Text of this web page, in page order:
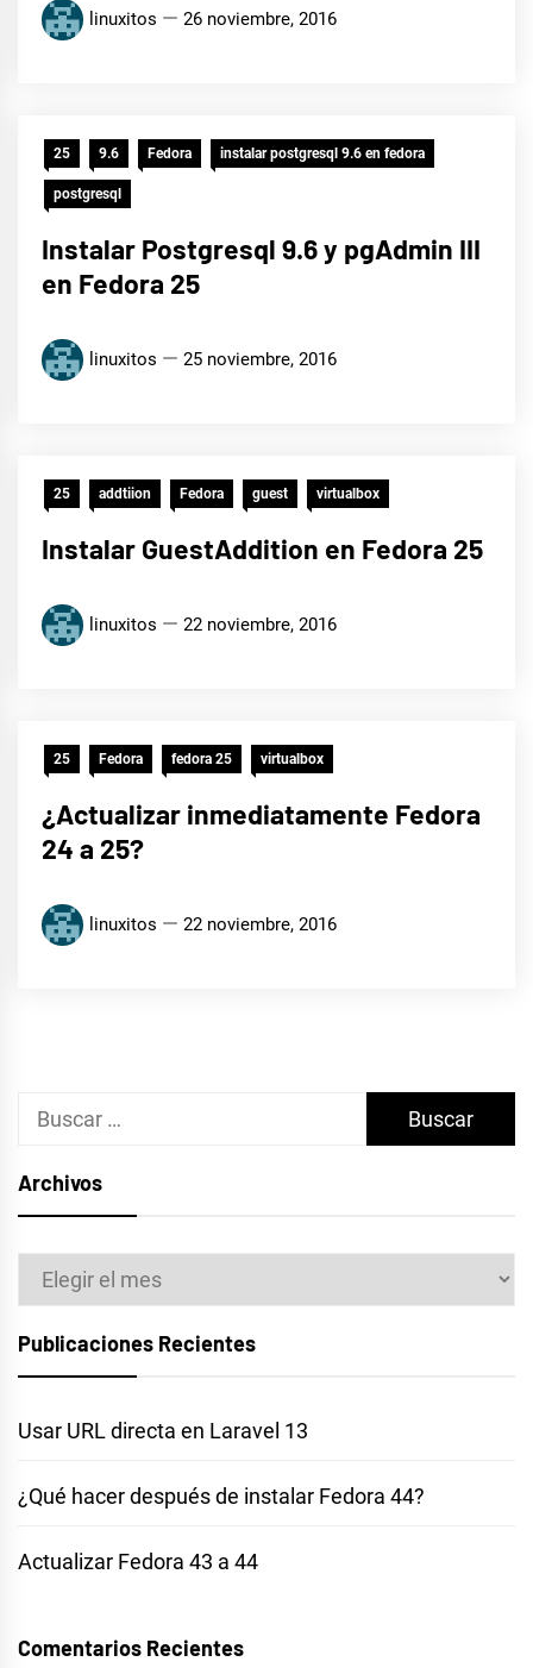
linuxitos 26 noviembre, 2016
25 9.6 Fedora instalar postgresql 9.6 en fedora
postgresql
Instalar Postgresql 9.6 y pgAdmin III
en Fedora 25
linuxitos 25 noviembre, 2016
25 addtiion Fedora guest virtualbox
Instalar GuestAddition en Fedora 25
linuxitos 22 noviembre, 2016
25 Fedora fedora 25 virtualbox
¿Actualizar inmediatamente Fedora
24 a 25?
linuxitos 22 noviembre, 2016
Buscar:
Archivos
Archivos
Publicaciones Recientes
Usar URL directa en Laravel 13
¿Qué hacer después de instalar Fedora 44?
Actualizar Fedora 43 a 44
Comentarios Recientes